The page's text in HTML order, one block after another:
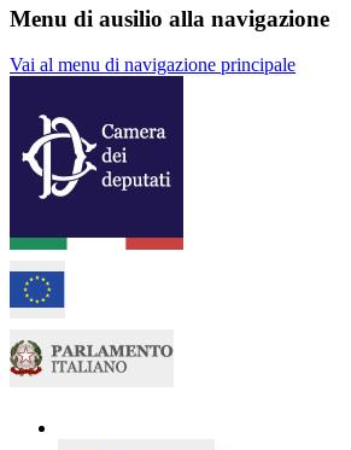
Menu di ausilio alla navigazione
Vai al menu di navigazione principale